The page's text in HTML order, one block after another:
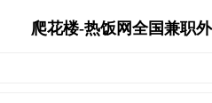
爬花楼-热饭网全国兼职